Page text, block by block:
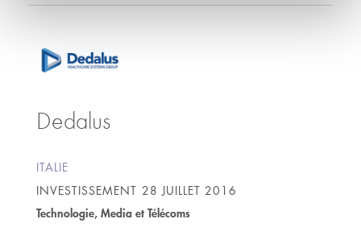
Dedalus
ITALIE
INVESTISSEMENT 28 JUILLET 2016
Technologie, Media et Télécoms